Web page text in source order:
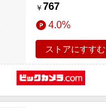
￥ 767
4.0%
ストアにすすむ